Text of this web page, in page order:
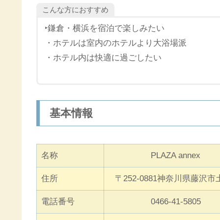
こんな方におすすめ
‣鎌倉・横浜を宿泊で楽しみたい
・ホテルは室内のホテルより大浴場派
・ホテル内は快適に過ごしたい
基本情報
名称 PLAZA annex
住所 〒252-0881神奈川県藤沢市
電話番号 0466-41-5805